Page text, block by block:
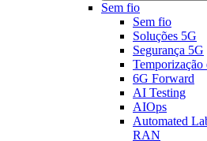
Sem fio
Sem fio
Soluções 5G
Segurança 5G
Temporização
6G Forward
AI Testing
AIOps
Automated
RAN